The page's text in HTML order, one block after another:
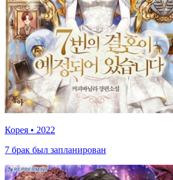
Корея • 2022
7 брак был запланирован